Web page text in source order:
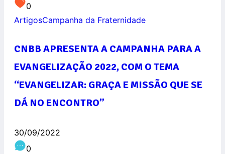
0
ArtigosCampanha da Fraternidade
CNBB APRESENTA A CAMPANHA PARA A
EVANGELIZAÇÃO 2022, COM O TEMA
“EVANGELIZAR: GRAÇA E MISSÃO QUE SE
DÁ NO ENCONTRO”
30/09/2022
0